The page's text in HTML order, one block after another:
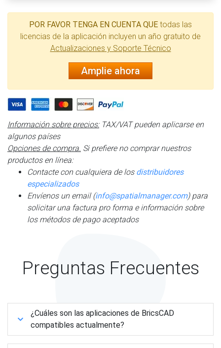
POR FAVOR TENGA EN CUENTA QUE todas las
licencias de la aplicación incluyen un año gratuito de
Actualizaciones y Soporte Técnico
Amplie ahora
Información sobre precios:TAX/VAT pueden aplicarse en
algunos países
Opciones de compra. Si prefiere no comprar nuestros
productos en línea:
Contacte con cualquiera de los distribuidores
especializados
Envíenos un email (info@spatialmanager.com) para
solicitar una factura pro forma e información sobre
los métodos de pago aceptados
Preguntas Frecuentes
¿Cuáles son las aplicaciones de BricsCAD
compatibles actualmente?